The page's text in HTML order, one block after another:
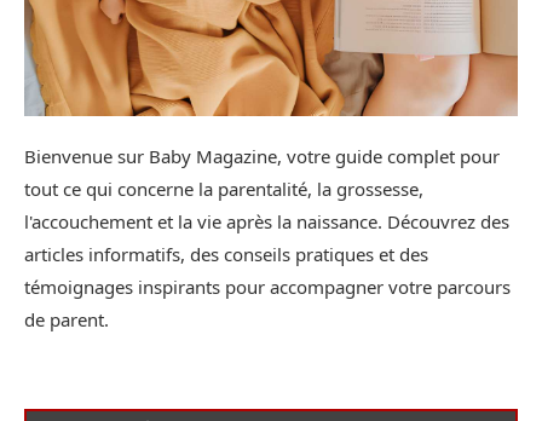
Bienvenue sur Baby Magazine, votre guide complet pour
tout ce qui concerne la parentalité, la grossesse,
l'accouchement et la vie après la naissance. Découvrez des
articles informatifs, des conseils pratiques et des
témoignages inspirants pour accompagner votre parcours
de parent.